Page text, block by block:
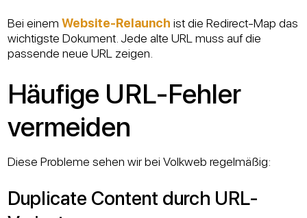
Bei einemWebsite-Relaunch ist die Redirect-Map das
wichtigste Dokument. Jede alte URL muss auf die
passende neue URL zeigen.
Häufige URL-Fehler
vermeiden
Diese Probleme sehen wir bei Volkweb regelmäßig:
Duplicate Content durch URL-